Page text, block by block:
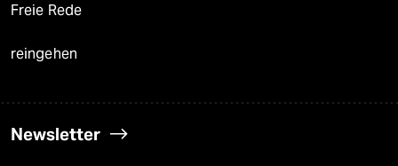
Freie Rede
reingehen
Newsletter